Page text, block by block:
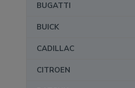
BUGATTI
BUICK
CADILLAC
CITROEN